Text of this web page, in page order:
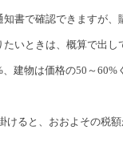
知書で確認できますが、
いときは、概算で出し
建物は価格の50～60%
けると、おおよその税